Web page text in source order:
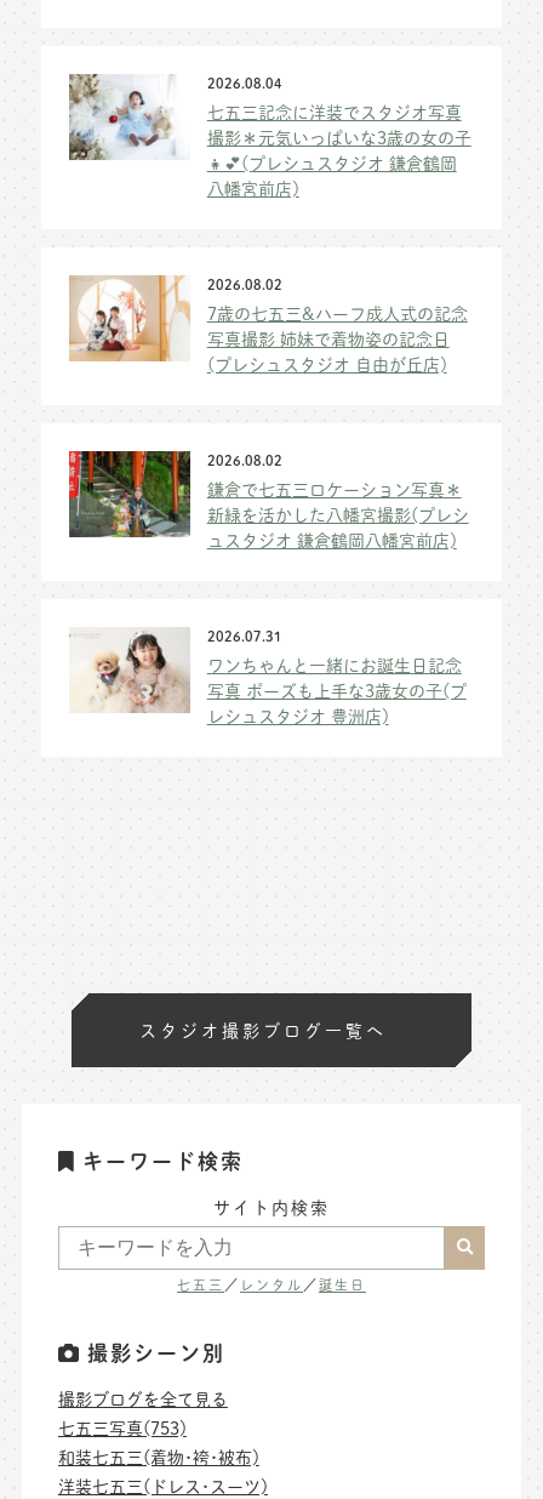
2026.08.04
七五三記念に洋装でスタジオ写真
撮影＊元気いっぱいな3歳の女の子
👧💕(プレシュスタジオ 鎌倉鶴岡
八幡宮前店)
2026.08.02
7歳の七五三&ハーフ成人式の記念
写真撮影 姉妹で着物姿の記念日
(プレシュスタジオ 自由が丘店)
2026.08.02
鎌倉で七五三ロケーション写真＊
新緑を活かした八幡宮撮影(プレシ
ュスタジオ 鎌倉鶴岡八幡宮前店)
2026.07.31
ワンちゃんと一緒にお誕生日記念
写真 ポーズも上手な3歳女の子(プ
レシュスタジオ 豊洲店)
スタジオ撮影ブログ一覧へ
キーワード検索
サイト内検索
七五三 ／ レンタル ／誕生日
撮影シーン別
撮影ブログを全て見る
七五三写真(753)
和装七五三(着物･袴･被布)
洋装七五三(ドレス･スーツ)